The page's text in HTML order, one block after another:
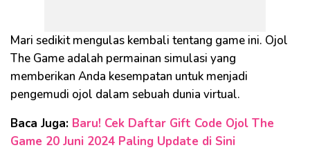
Mari sedikit mengulas kembali tentang game ini. Ojol
The Game adalah permainan simulasi yang
memberikan Anda kesempatan untuk menjadi
pengemudi ojol dalam sebuah dunia virtual.
Baca Juga: Baru! Cek Daftar Gift Code Ojol The
Game 20 Juni 2024 Paling Update di Sini